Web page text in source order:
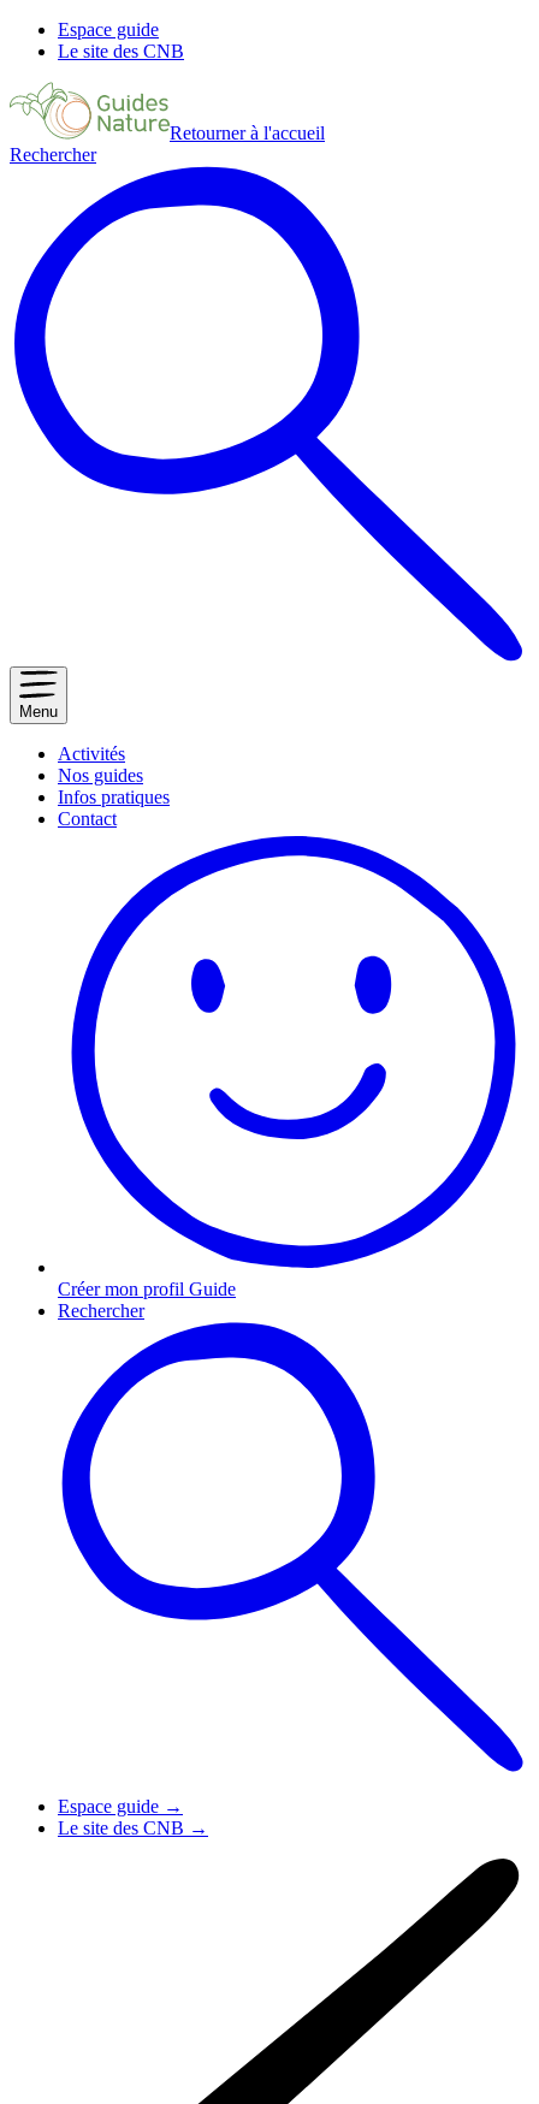
Espace guide
Le site des CNB
Retourner à l'accueil
Rechercher
Menu
Activités
Nos guides
Infos pratiques
Contact
Créer mon profil Guide
Rechercher
Espace guide →
Le site des CNB →